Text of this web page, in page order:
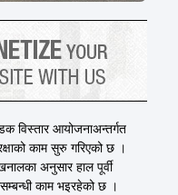
विस्तार आयोजनाअन्तर्गत
काम सुरु गरिएको छ ।
अनुसार हाल पूर्वी
काम भइरहेको छ ।